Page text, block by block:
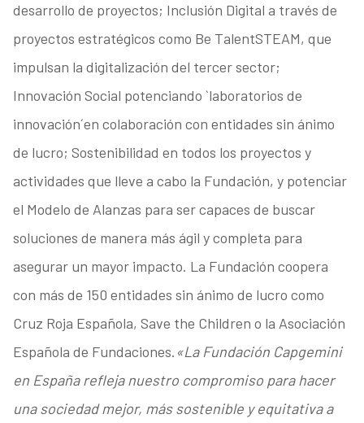
desarrollo de proyectos; Inclusión Digital a través de
proyectos estratégicos como Be TalentSTEAM, que
impulsan la digitalización del tercer sector;
Innovación Social potenciando `laboratorios de
innovación´en colaboración con entidades sin ánimo
de lucro; Sostenibilidad en todos los proyectos y
actividades que lleve a cabo la Fundación, y potenciar
el Modelo de Alanzas para ser capaces de buscar
soluciones de manera más ágil y completa para
asegurar un mayor impacto. La Fundación coopera
con más de 150 entidades sin ánimo de lucro como
Cruz Roja Española, Save the Children o la Asociación
Española de Fundaciones. «La Fundación Capgemini
en España refleja nuestro compromiso para hacer
una sociedad mejor, más sostenible y equitativa a